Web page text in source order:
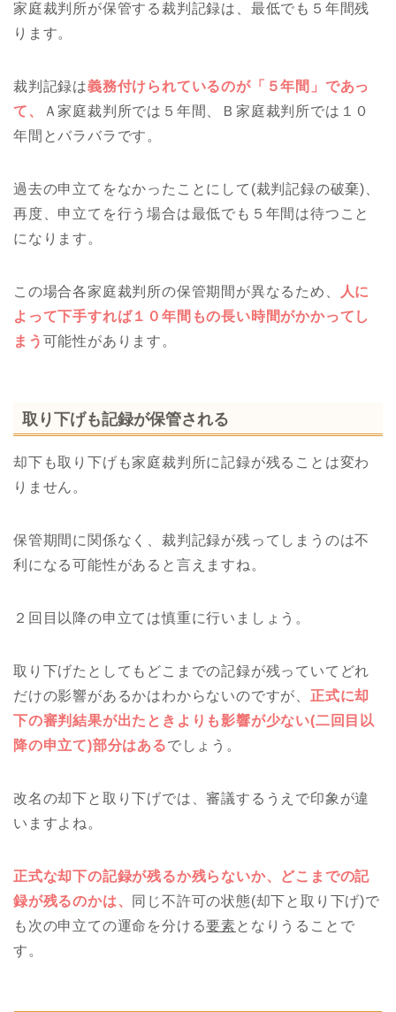
家庭裁判所が保管する裁判記録は、最低でも５年間残
ります。
裁判記録は義務付けられているのが「５年間」であっ
て、
Ａ家庭裁判所では５年間、Ｂ家庭裁判所では１０
年間とバラバラです。
過去の申立てをなかったことにして(裁判記録の破棄)、
再度、申立てを行う場合は最低でも５年間は待つこと
になります。
この場合各家庭裁判所の保管期間が異なるため、
人に
よって下手すれば１０年間もの長い時間がかかってし
まう 可能性があります。
取り下げも記録が保管される
却下も取り下げも家庭裁判所に記録が残ることは変わ
りません。
保管期間に関係なく、裁判記録が残ってしまうのは不
利になる可能性があると言えますね。
２回目以降の申立ては慎重に行いましょう。
取り下げたとしてもどこまでの記録が残っていてどれ
だけの影響があるかはわからないのですが、 正式に却
下の審判結果が出たときよりも影響が少ない(二回目以
降の申立て)部分はあるでしょう。
改名の却下と取り下げでは、審議するうえで印象が違
いますよね。
正式な却下の記録が残るか残らないか、どこまでの記
録が残るのかは、 同じ不許可の状態(却下と取り下げ)で
も次の申立ての運命を分ける要素 となりうることで
す。